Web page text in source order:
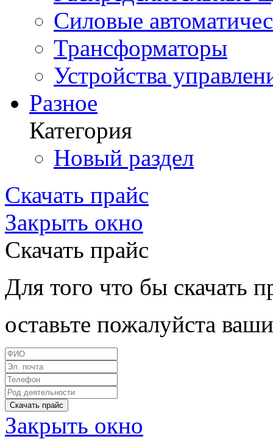
Силовые
Трансформаторы
Устройства
Разное
Категория
Новый раздел
Скачать прайс
Закрыть окно
Скачать прайс
Для того что бы скачать
оставьте пожалуйста
Закрыть окно